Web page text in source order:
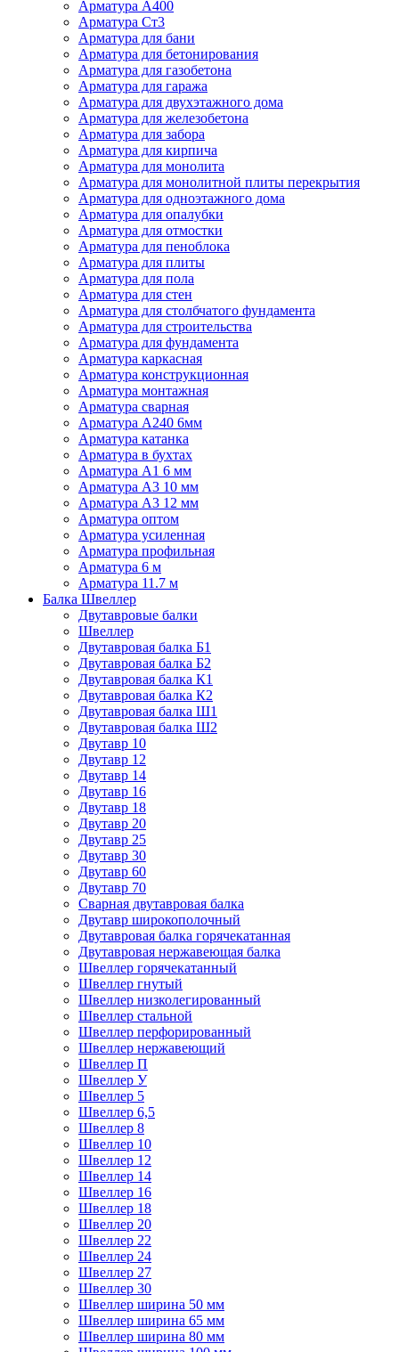
Арматура А400
Арматура Ст3
Арматура для бани
Арматура для бетонирования
Арматура для газобетона
Арматура для гаража
Арматура для двухэтажного дома
Арматура для железобетона
Арматура для забора
Арматура для кирпича
Арматура для монолита
Арматура для монолитной плиты перекрытия
Арматура для одноэтажного дома
Арматура для опалубки
Арматура для отмостки
Арматура для пеноблока
Арматура для плиты
Арматура для пола
Арматура для стен
Арматура для столбчатого фундамента
Арматура для строительства
Арматура для фундамента
Арматура каркасная
Арматура конструкционная
Арматура монтажная
Арматура сварная
Арматура А240 6мм
Арматура катанка
Арматура в бухтах
Арматура А1 6 мм
Арматура А3 10 мм
Арматура А3 12 мм
Арматура оптом
Арматура усиленная
Арматура профильная
Арматура 6 м
Арматура 11.7 м
Балка Швеллер
Двутавровые балки
Швеллер
Двутавровая балка Б1
Двутавровая балка Б2
Двутавровая балка К1
Двутавровая балка К2
Двутавровая балка Ш1
Двутавровая балка Ш2
Двутавр 10
Двутавр 12
Двутавр 14
Двутавр 16
Двутавр 18
Двутавр 20
Двутавр 25
Двутавр 30
Двутавр 60
Двутавр 70
Сварная двутавровая балка
Двутавр широкополочный
Двутавровая балка горячекатанная
Двутавровая нержавеющая балка
Швеллер горячекатанный
Швеллер гнутый
Швеллер низколегированный
Швеллер стальной
Швеллер перфорированный
Швеллер нержавеющий
Швеллер П
Швеллер У
Швеллер 5
Швеллер 6,5
Швеллер 8
Швеллер 10
Швеллер 12
Швеллер 14
Швеллер 16
Швеллер 18
Швеллер 20
Швеллер 22
Швеллер 24
Швеллер 27
Швеллер 30
Швеллер ширина 50 мм
Швеллер ширина 65 мм
Швеллер ширина 80 мм